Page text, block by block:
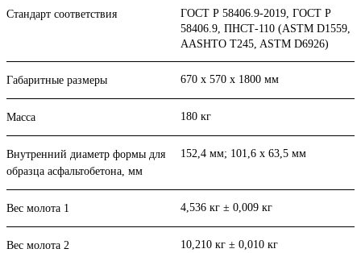
Стандарт соответствия
ГОСТ Р 58406.9-2019, ГОСТ Р
58406.9, ПНСТ-110 (ASTM D1559,
AASHTO T245, ASTM D6926)
Габаритные размеры 670 х 570 х 1800 мм
Масса 180 кг
Внутренний диаметр формы для
образца асфальтобетона, мм
152,4 мм; 101,6 x 63,5 мм
Вес молота 1 4,536 кг ± 0,009 кг
Вес молота 2 10,210 кг ± 0,010 кг